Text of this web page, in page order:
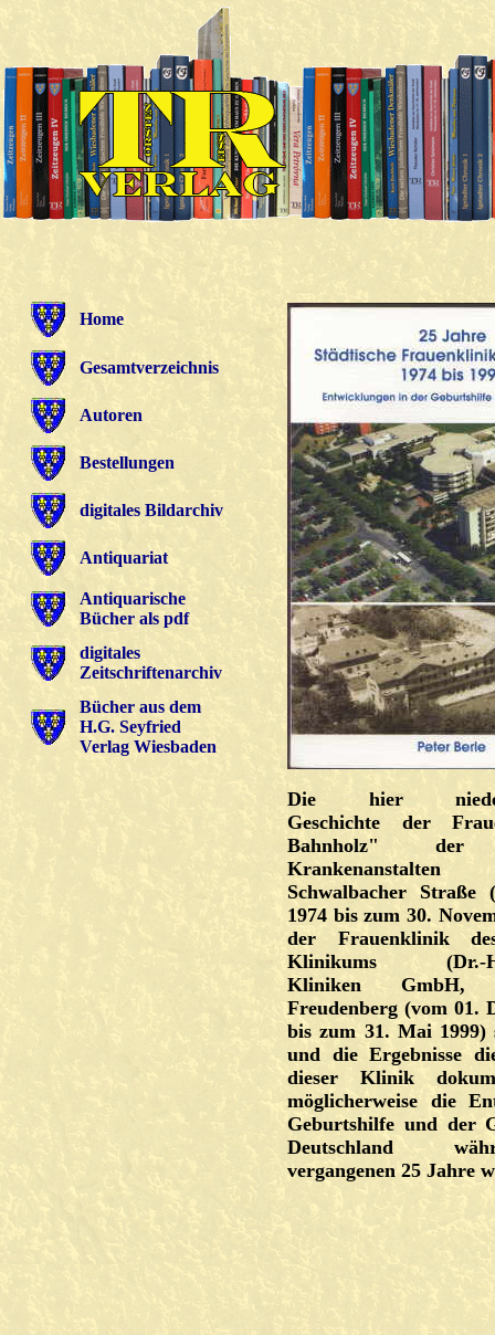
Home
Gesamtverzeichnis
Autoren
Bestellungen
digitales Bildarchiv
Antiquariat
Antiquarische
Bücher als pdf
digitales
Zeitschriftenarchiv
Bücher aus dem
H.G. Seyfried
Verlag Wiesbaden
Die hier
Geschichte der
Bahnholz" der
Schwalbacher
1974 bis zum 30.
der Frauenklinik
Klinikums (Dr.-
Kliniken
Freudenberg (vom 01.
bis zum 31. Mai
und die Ergebnisse
dieser Klinik
möglicherweise die
Geburtshilfe und der
Deutschland
vergangenen 25 Jahre